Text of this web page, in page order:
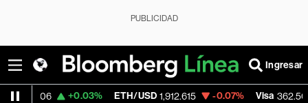
PUBLICIDAD
Ingresar
+0.03% ETH/USD 1,912.615 -0.07% Visa 362.50 -2.15%